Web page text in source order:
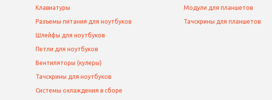
Клавиатуры
Разъемы питания для ноутбуков
Шлейфы для ноутбуков
Петли для ноутбуков
Вентиляторы (кулеры)
Тачскрины для ноутбуков
Системы охлаждения в сборе
Модули для планшетов
Тачскрины для планшетов